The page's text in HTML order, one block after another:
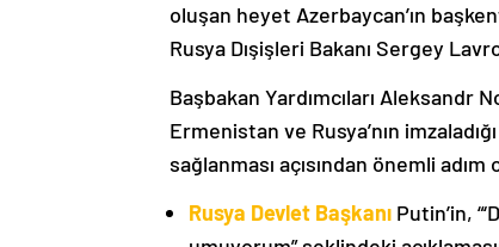
oluşan heyet Azerbaycan’ın
Rusya Dışişleri Bakanı Sergey
Başbakan Yardımcıları
Ermenistan ve Rusya’nın
sağlanması açısından önemli adım
Rusya Devlet Başkanı Putin’in,